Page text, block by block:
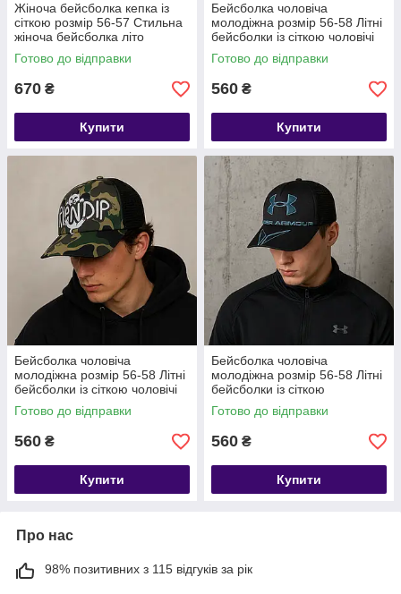
Жіноча бейсболка кепка із
сіткою розмір 56-57 Стильна
жіноча бейсболка літо
Готово до відправки
670 ₴
Купити
Бейсболка чоловіча
молодіжна розмір 56-58 Літні
бейсболки із сіткою чоловічі
Готово до відправки
560 ₴
Купити
Бейсболка чоловіча
молодіжна розмір 56-58 Літні
бейсболки із сіткою чоловічі
Готово до відправки
560 ₴
Купити
Бейсболка чоловіча
молодіжна розмір 56-58 Літні
бейсболки із сіткою
чоловічіБейсболка чоловіча
літня із сіткою рр 56-58
Готово до відправки
560 ₴
Купити
Про нас
98% позитивних з 115 відгуків за рік